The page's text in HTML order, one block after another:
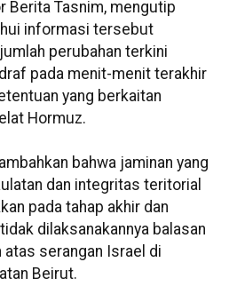
Berita Tasnim, mengutip
informasi tersebut
perubahan terkini
pada menit-menit terakhir
yang berkaitan
Hormuz.
bahwa jaminan yang
dan integritas teritorial
pada tahap akhir dan
dilaksanakannya balasan
atas serangan Israel di
Beirut.